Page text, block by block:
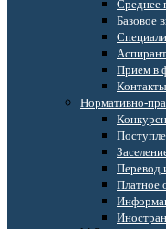
Среднее
Базовое
Прием в
Нормативно-
Перевод
Платное